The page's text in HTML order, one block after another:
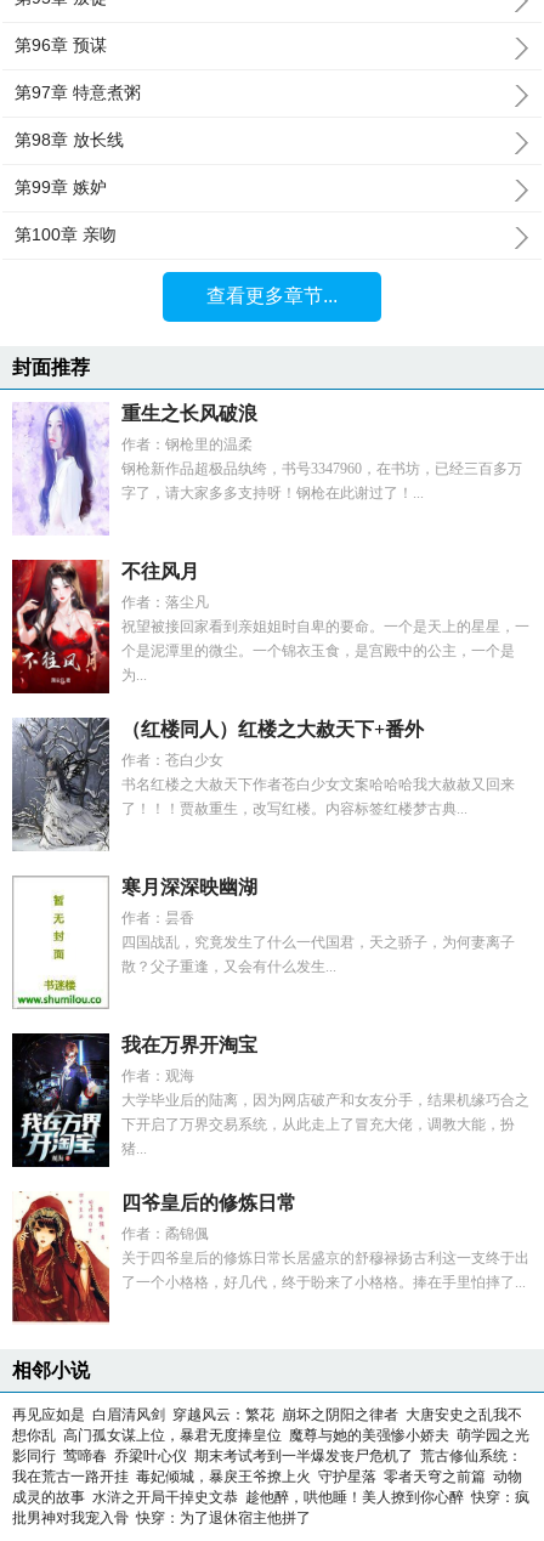
第96章 预谋
第97章 特意煮粥
第98章 放长线
第99章 嫉妒
第100章 亲吻
查看更多章节...
封面推荐
重生之长风破浪
作者：钢枪里的温柔
钢枪新作品超极品纨绔，书号3347960，在书坊，已经三百多万
字了，请大家多多支持呀！钢枪在此谢过了！...
不往风月
作者：落尘凡
祝望被接回家看到亲姐姐时自卑的要命。一个是天上的星星，一
个是泥潭里的微尘。一个锦衣玉食，是宫殿中的公主，一个是
为...
（红楼同人）红楼之大赦天下+番外
作者：苍白少女
书名红楼之大赦天下作者苍白少女文案哈哈哈我大赦赦又回来
了！！！贾赦重生，改写红楼。内容标签红楼梦古典...
寒月深深映幽湖
作者：昙香
四国战乱，究竟发生了什么一代国君，天之骄子，为何妻离子
散？父子重逢，又会有什么发生...
我在万界开淘宝
作者：观海
大学毕业后的陆离，因为网店破产和女友分手，结果机缘巧合之
下开启了万界交易系统，从此走上了冒充大佬，调教大能，扮
猪...
四爷皇后的修炼日常
作者：矞锦偑
关于四爷皇后的修炼日常长居盛京的舒穆禄扬古利这一支终于出
了一个小格格，好几代，终于盼来了小格格。捧在手里怕摔了...
相邻小说
再见应如是 白眉清风剑 穿越风云：繁花 崩坏之阴阳之律者 大唐安史之乱我不
想你乱 高门孤女谋上位，暴君无度捧皇位 魔尊与她的美强惨小娇夫 萌学园之光
影同行 莺啼春 乔梁叶心仪 期末考试考到一半爆发丧尸危机了 荒古修仙系统：
我在荒古一路开挂 毒妃倾城，暴戾王爷撩上火 守护星落 零者天穹之前篇 动物
成灵的故事 水浒之开局干掉史文恭 趁他醉，哄他睡！美人撩到你心醉 快穿：疯
批男神对我宠入骨 快穿：为了退休宿主他拼了